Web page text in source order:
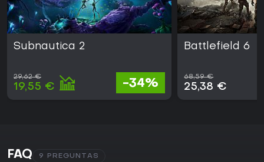
Subnautica 2
29,62 €
19,55 € -34%
Battlefield 6
68,59 €
25,38 €
FAQ 9 PREGUNTAS